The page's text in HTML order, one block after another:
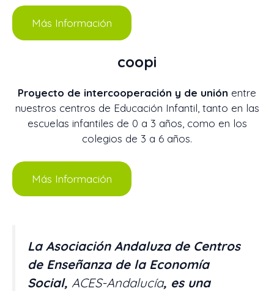
Más Información
coopi
Proyecto de intercooperación y de unión entre
nuestros centros de Educación Infantil, tanto en las
escuelas infantiles de 0 a 3 años, como en los
colegios de 3 a 6 años.
Más Información
La Asociación Andaluza de Centros
de Enseñanza de la Economía
Social, ACES-Andalucía, es una